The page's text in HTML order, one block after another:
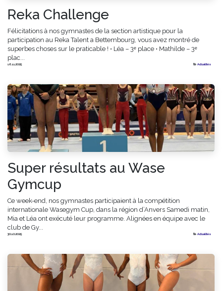
Reka Challenge
Félicitations à nos gymnastes de la section artistique pour la
participation au Reka Talent a Bettembourg, vous avez montré de
superbes choses sur le praticable ! • Léa – 3ᵉ place • Mathilde – 3ᵉ
plac...
16.11.2025 Actualités
Super résultats au Wase
Gymcup
Ce week-end, nos gymnastes participaient à la compétition
internationale Wasegym Cup, dans la région d’Anvers Samedi matin,
Mia et Léa ont exécuté leur programme. Alignées en équipe avec le
club de Gy...
30.10.2025 Actualités